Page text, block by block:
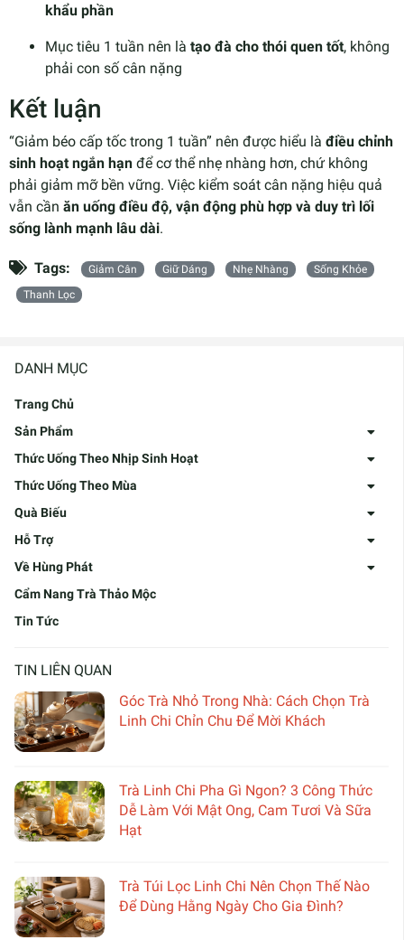
DANH MỤC
Trang Chủ
Sản Phẩm
Thức Uống Theo Nhịp Sinh Hoạt
Thức Uống Theo Mùa
Quà Biếu
Hỗ Trợ
Về Hùng Phát
Cẩm Nang Trà Thảo Mộc
Tin Tức
TIN LIÊN QUAN
Góc Trà Nhỏ Trong Nhà: Cách Chọn Trà
Linh Chi Chỉn Chu Để Mời Khách
Trà Linh Chi Pha Gì Ngon? 3 Công Thức
Dễ Làm Với Mật Ong, Cam Tươi Và Sữa
Hạt
Trà Túi Lọc Linh Chi Nên Chọn Thế Nào
Để Dùng Hằng Ngày Cho Gia Đình?
khẩu phần
Mục tiêu 1 tuần nên là tạo đà cho thói quen tốt, không
phải con số cân nặng
Kết luận
“Giảm béo cấp tốc trong 1 tuần” nên được hiểu là điều chỉnh
sinh hoạt ngắn hạn để cơ thể nhẹ nhàng hơn, chứ không
phải giảm mỡ bền vững. Việc kiểm soát cân nặng hiệu quả
vẫn cần ăn uống điều độ, vận động phù hợp và duy trì lối
sống lành mạnh lâu dài.
Tags: Giảm Cân Giữ Dáng Nhẹ Nhàng
Sống Khỏe
Thanh Lọc